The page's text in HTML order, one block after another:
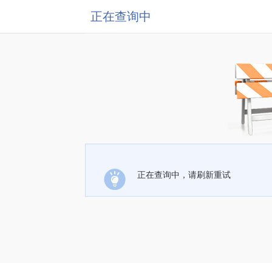
正在查询中
正在查询中，请刷新重试